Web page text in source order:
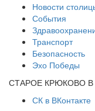
Новости
События
Транспорт
Безопасность
Эхо Победы
СТАРОЕ КРЮКОВО
СК в ВКонтакте